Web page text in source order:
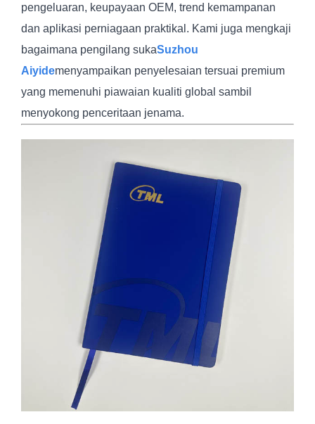
pengeluaran, keupayaan OEM, trend kemampanan
dan aplikasi perniagaan praktikal. Kami juga mengkaji
bagaimana pengilang sukaSuzhou
Aiyidemenyampaikan penyelesaian tersuai premium
yang memenuhi piawaian kualiti global sambil
menyokong penceritaan jenama.